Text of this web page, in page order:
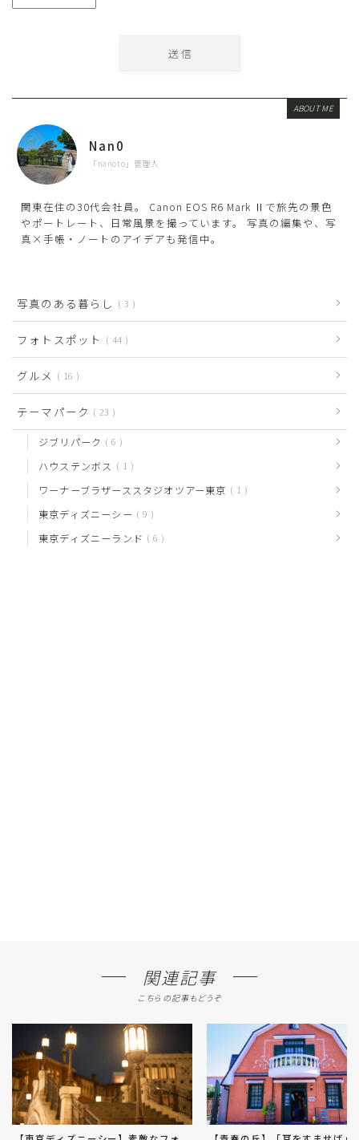
ABOUT ME
Nan0
「nanoto」管理人
関東在住の30代会社員。 Canon EOS R6 Mark Ⅱで旅先の景色
やポートレート、日常風景を撮っています。 写真の編集や、写
真×手帳・ノートのアイデアも発信中。
写真のある暮らし 3
フォトスポット 44
グルメ 16
テーマパーク 23
ジブリパーク 6
ハウステンボス 1
ワーナーブラザーススタジオツアー東京 1
東京ディズニーシー 9
東京ディズニーランド 6
関連記事
こちらの記事もどうぞ